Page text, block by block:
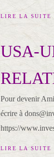
LIRE LA SUITE
USA-
Pour devenir
écrire à
https://
LIRE LA SUITE